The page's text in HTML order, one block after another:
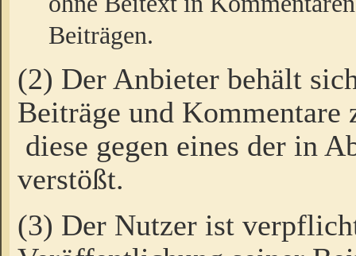
Beiträgen.
(2) Der Anbieter behält
Beiträge und Kommentare
diese gegen eines der in
verstößt.
(3) Der Nutzer ist